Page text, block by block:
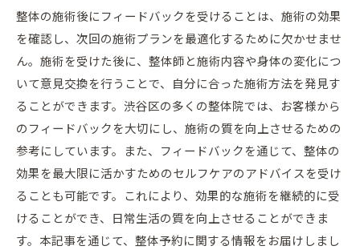
整体の施術後にフィードバックを受けることは、施術の効果
を確認し、次回の施術プランを最適化するために欠かせませ
ん。施術を受けた後に、整体師と施術内容や身体の変化につ
いて意見交換を行うことで、自分に合った施術方法を発見す
ることができます。渋谷区の多くの整体院では、お客様から
のフィードバックを大切にし、施術の質を向上させるための
参考にしています。また、フィードバックを通じて、整体の
効果を最大限に活かすためのセルフケアのアドバイスを受け
ることも可能です。これにより、効果的な施術を継続的に受
けることができ、日常生活の質を向上させることができま
す。本記事を通じて、整体予約に関する情報をお届けしまし